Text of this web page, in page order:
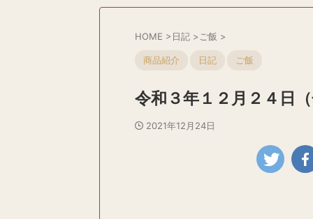
HOME >日記 > ご飯 >
商品紹介 日記 ご飯
令和３年１２月２４日
2021年12月24日